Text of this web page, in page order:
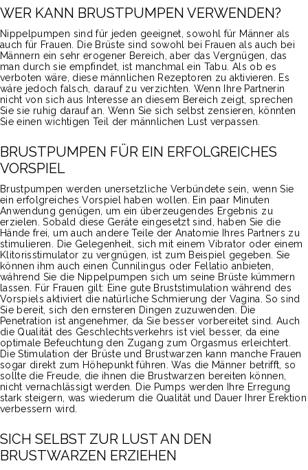
WER KANN BRUSTPUMPEN VERWENDEN?
Nippelpumpen sind für jeden geeignet, sowohl für Männer als
auch für Frauen. Die Brüste sind sowohl bei Frauen als auch bei
Männern ein sehr erogener Bereich, aber das Vergnügen, das
man durch sie empfindet, ist manchmal ein Tabu. Als ob es
verboten wäre, diese männlichen Rezeptoren zu aktivieren. Es
wäre jedoch falsch, darauf zu verzichten. Wenn Ihre Partnerin
nicht von sich aus Interesse an diesem Bereich zeigt, sprechen
Sie sie ruhig darauf an. Wenn Sie sich selbst zensieren, könnten
Sie einen wichtigen Teil der männlichen Lust verpassen.
BRUSTPUMPEN FÜR EIN ERFOLGREICHES
VORSPIEL
Brustpumpen werden unersetzliche Verbündete sein, wenn Sie
ein erfolgreiches Vorspiel haben wollen. Ein paar Minuten
Anwendung genügen, um ein überzeugendes Ergebnis zu
erzielen. Sobald diese Geräte eingesetzt sind, haben Sie die
Hände frei, um auch andere Teile der Anatomie Ihres Partners zu
stimulieren. Die Gelegenheit, sich mit einem Vibrator oder einem
Klitorisstimulator zu vergnügen, ist zum Beispiel gegeben. Sie
können ihm auch einen Cunnilingus oder Fellatio anbieten,
während Sie die Nippelpumpen sich um seine Brüste kümmern
lassen. Für Frauen gilt: Eine gute Bruststimulation während des
Vorspiels aktiviert die natürliche Schmierung der Vagina. So sind
Sie bereit, sich den ernsteren Dingen zuzuwenden. Die
Penetration ist angenehmer, da Sie besser vorbereitet sind. Auch
die Qualität des Geschlechtsverkehrs ist viel besser, da eine
optimale Befeuchtung den Zugang zum Orgasmus erleichtert.
Die Stimulation der Brüste und Brustwarzen kann manche Frauen
sogar direkt zum Höhepunkt führen. Was die Männer betrifft, so
sollte die Freude, die ihnen die Brustwarzen bereiten können,
nicht vernachlässigt werden. Die Pumps werden Ihre Erregung
stark steigern, was wiederum die Qualität und Dauer Ihrer Erektion
verbessern wird.
SICH SELBST ZUR LUST AN DEN
BRUSTWARZEN ERZIEHEN